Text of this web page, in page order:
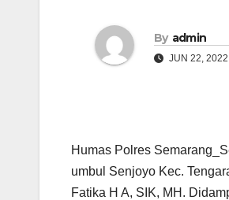
By admin
JUN 22, 2022
Humas Polres
umbul Senjoyo Kec.
Fatika H A, SIK, MH.